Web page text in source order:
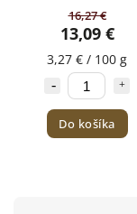
16,27 €
13,09 €
3,27 € / 100 g
Do košíka